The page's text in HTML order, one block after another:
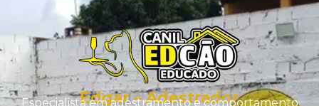
Edgar – Adestrador
Especialista em adestramento e comportamento